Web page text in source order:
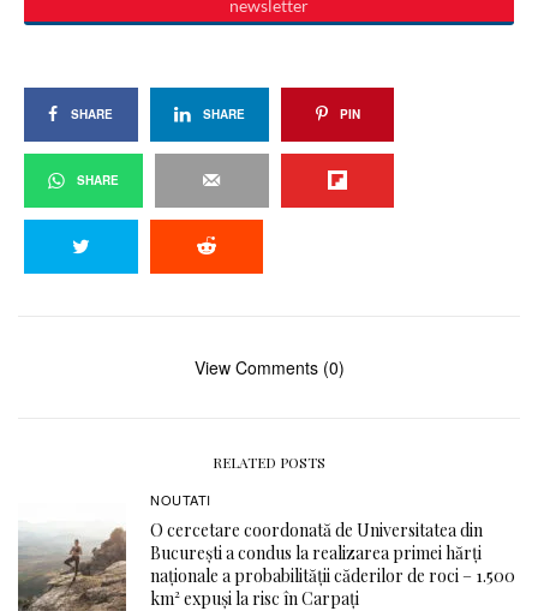
SHARE SHARE PIN
SHARE
View Comments (0)
RELATED POSTS
NOUTATI
O cercetare coordonată de Universitatea din
București a condus la realizarea primei hărți
naționale a probabilității căderilor de roci – 1.500
km² expuși la risc în Carpați